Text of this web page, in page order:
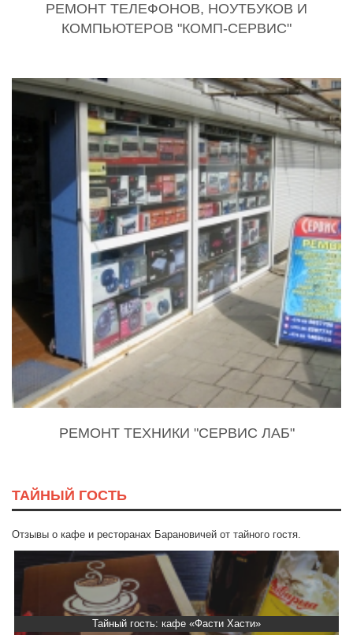
РЕМОНТ ТЕЛЕФОНОВ, НОУТБУКОВ И
КОМПЬЮТЕРОВ "КОМП-СЕРВИС"
РЕМОНТ ТЕХНИКИ "СЕРВИС ЛАБ"
ТАЙНЫЙ ГОСТЬ
Отзывы о кафе и ресторанах Барановичей от тайного гостя.
Тайный гость: кафе «Фасти Хасти»